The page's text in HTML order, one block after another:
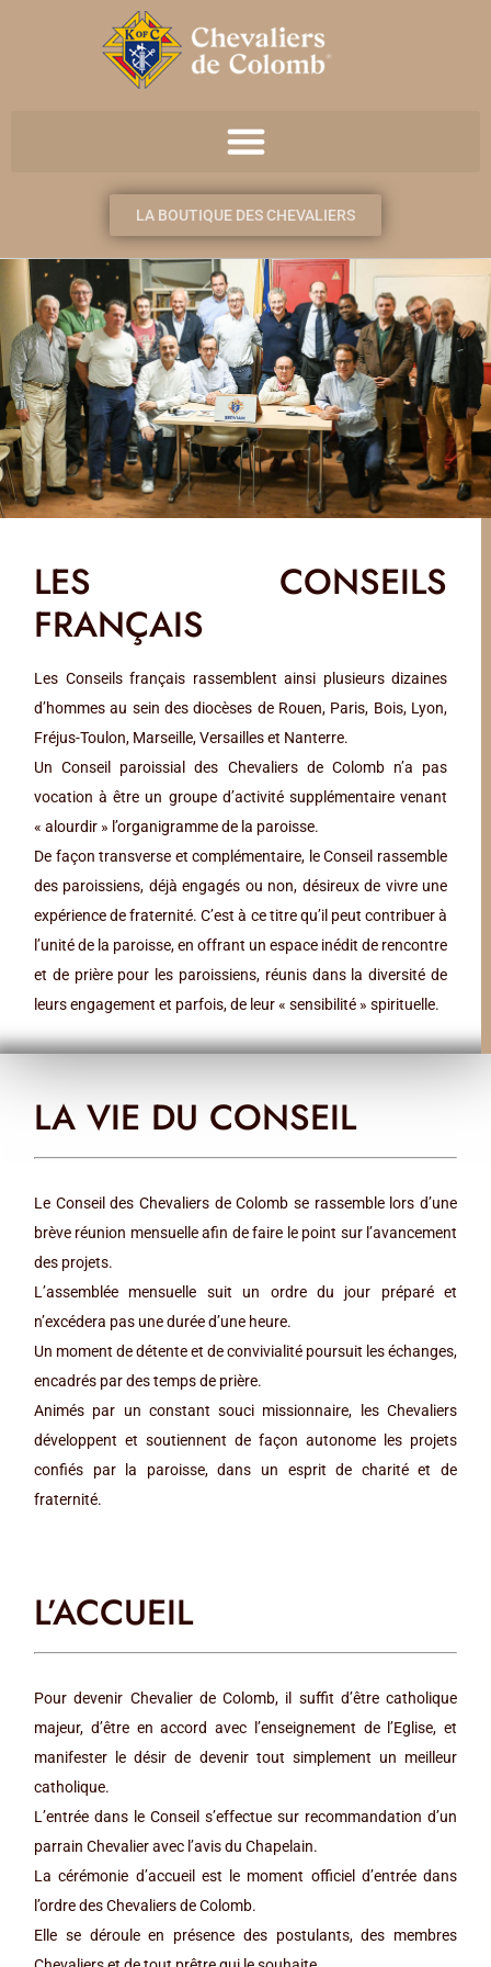
LA BOUTIQUE DES CHEVALIERS
LES CONSEILS
FRANÇAIS
Les Conseils français rassemblent ainsi plusieurs dizaines
d’hommes au sein des diocèses de Rouen, Paris, Bois, Lyon,
Fréjus-Toulon, Marseille, Versailles et Nanterre.
Un Conseil paroissial des Chevaliers de Colomb n’a pas
vocation à être un groupe d’activité supplémentaire venant
« alourdir » l’organigramme de la paroisse.
De façon transverse et complémentaire, le Conseil rassemble
des paroissiens, déjà engagés ou non, désireux de vivre une
expérience de fraternité. C’est à ce titre qu’il peut contribuer à
l’unité de la paroisse, en offrant un espace inédit de rencontre
et de prière pour les paroissiens, réunis dans la diversité de
leurs engagement et parfois, de leur « sensibilité » spirituelle.
L’ACCUEIL
Pour devenir Chevalier de Colomb, il suffit d’être catholique
majeur, d’être en accord avec l’enseignement de l’Eglise, et
manifester le désir de devenir tout simplement un meilleur
catholique.
L’entrée dans le Conseil s’effectue sur recommandation d’un
parrain Chevalier avec l’avis du Chapelain.
La cérémonie d’accueil est le moment officiel d’entrée dans
l’ordre des Chevaliers de Colomb.
Elle se déroule en présence des postulants, des membres
LA VIE DU CONSEIL
Le Conseil des Chevaliers de Colomb se rassemble lors d’une
brève réunion mensuelle afin de faire le point sur l’avancement
des projets.
L’assemblée mensuelle suit un ordre du jour préparé et
n’excédera pas une durée d’une heure.
Un moment de détente et de convivialité poursuit les échanges,
encadrés par des temps de prière.
Animés par un constant souci missionnaire, les Chevaliers
développent et soutiennent de façon autonome les projets
confiés par la paroisse, dans un esprit de charité et de
fraternité.